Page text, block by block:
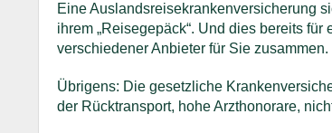
Eine Auslandsreisekrankenversicherung
ihrem „Reisegepäck“. Und dies bereits
verschiedener Anbieter für Sie zusammen.
Übrigens: Die gesetzliche
der Rücktransport, hohe Arzthonorare,